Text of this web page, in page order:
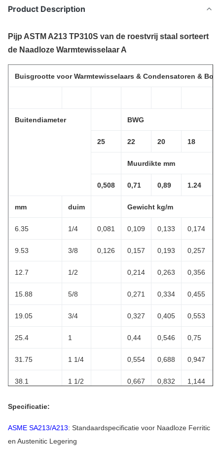
Product Description
Pijp ASTM A213 TP310S van de roestvrij staal sorteert
de Naadloze Warmtewisselaar A
Buisgrootte voor Warmtewisselaars & Condensatoren &
Buitendiameter BWG
25 22 20 18
Muurdikte mm
0,508 0,71 0,89 1.24
mm duim Gewicht kg/m
6.35 1/4 0,081 0,109 0,133 0,174
9.53 3/8 0,126 0,157 0,193 0,257
12.7 1/2 0,214 0,263 0,356
15.88 5/8 0,271 0,334 0,455
19.05 3/4 0,327 0,405 0,553
25.4 1 0,44 0,546 0,75
31.75 1 1/4 0,554 0,688 0,947
38.1 1 1/2 0,667 0,832 1,144
44.5
50.8 1,549
2 1/2
Specificatie:
ASME SA213/A213: Standaardspecificatie voor Naadloze Ferritic
en Austenitic Legering